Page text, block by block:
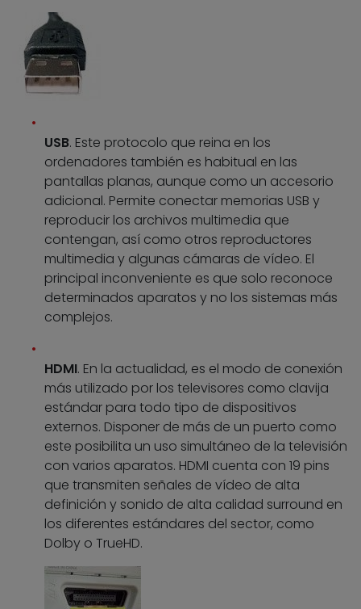
USB. Este protocolo que reina en los
ordenadores también es habitual en las
pantallas planas, aunque como un accesorio
adicional. Permite conectar memorias USB y
reproducir los archivos multimedia que
contengan, así como otros reproductores
multimedia y algunas cámaras de vídeo. El
principal inconveniente es que solo reconoce
determinados aparatos y no los sistemas más
complejos.
HDMI. En la actualidad, es el modo de conexión
más utilizado por los televisores como clavija
estándar para todo tipo de dispositivos
externos. Disponer de más de un puerto como
este posibilita un uso simultáneo de la televisión
con varios aparatos. HDMI cuenta con 19 pins
que transmiten señales de vídeo de alta
definición y sonido de alta calidad surround en
los diferentes estándares del sector, como
Dolby o TrueHD.